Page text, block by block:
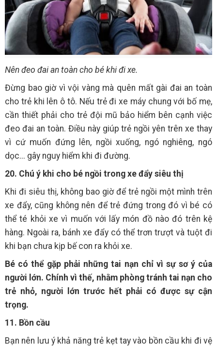
Nên đeo đai an toàn cho bé khi đi xe.
Đừng bao giờ vì vội vàng mà quên mất gài đai an toàn
cho trẻ khi lên ô tô. Nếu trẻ đi xe máy chung với bố mẹ,
cần thiết phải cho trẻ đội mũ bảo hiểm bên cạnh việc
đeo đai an toàn. Điều này giúp trẻ ngồi yên trên xe thay
vì cứ muốn đứng lên, ngồi xuống, ngó nghiêng, ngó
dọc... gây nguy hiểm khi đi đường.
20. Chú ý khi cho bé ngồi trong xe đẩy siêu thị
Khi đi siêu thị, không bao giờ để trẻ ngồi một mình trên
xe đẩy, cũng không nên để trẻ đứng trong đó vì bé có
thể té khỏi xe vì muốn với lấy món đồ nào đó trên kệ
hàng. Ngoài ra, bánh xe đẩy có thể trơn trượt và tuột đi
khi bạn chưa kịp bế con ra khỏi xe.
Bé có thể gặp phải những tai nạn chỉ vì sự sơ ý của
người lớn. Chính vì thế, nhằm phòng tránh tai nạn cho
trẻ nhỏ, người lớn trước hết phải có được sự cận
trọng.
11. Bồn cầu
Bạn nên lưu ý khả năng trẻ kẹt tay vào bồn cầu khi đi vệ